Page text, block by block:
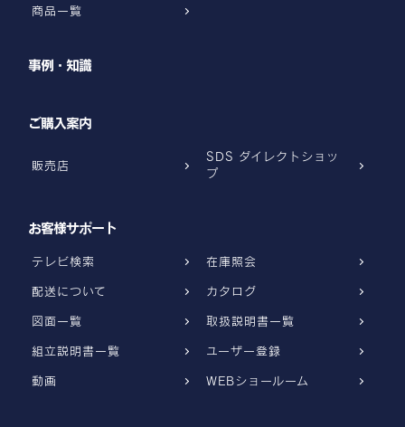
商品一覧
事例・知識
ご購入案内
販売店
SDS ダイレクトショッ
プ
お客様サポート
テレビ検索 在庫照会
配送について カタログ
図面一覧 取扱説明書一覧
組立説明書一覧 ユーザー登録
動画 WEBショールーム